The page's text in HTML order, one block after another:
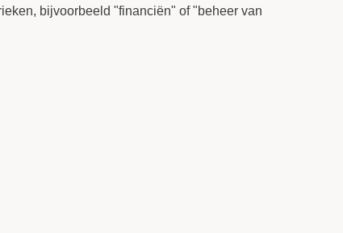
bijvoorbeeld "financiën" of "beheer van